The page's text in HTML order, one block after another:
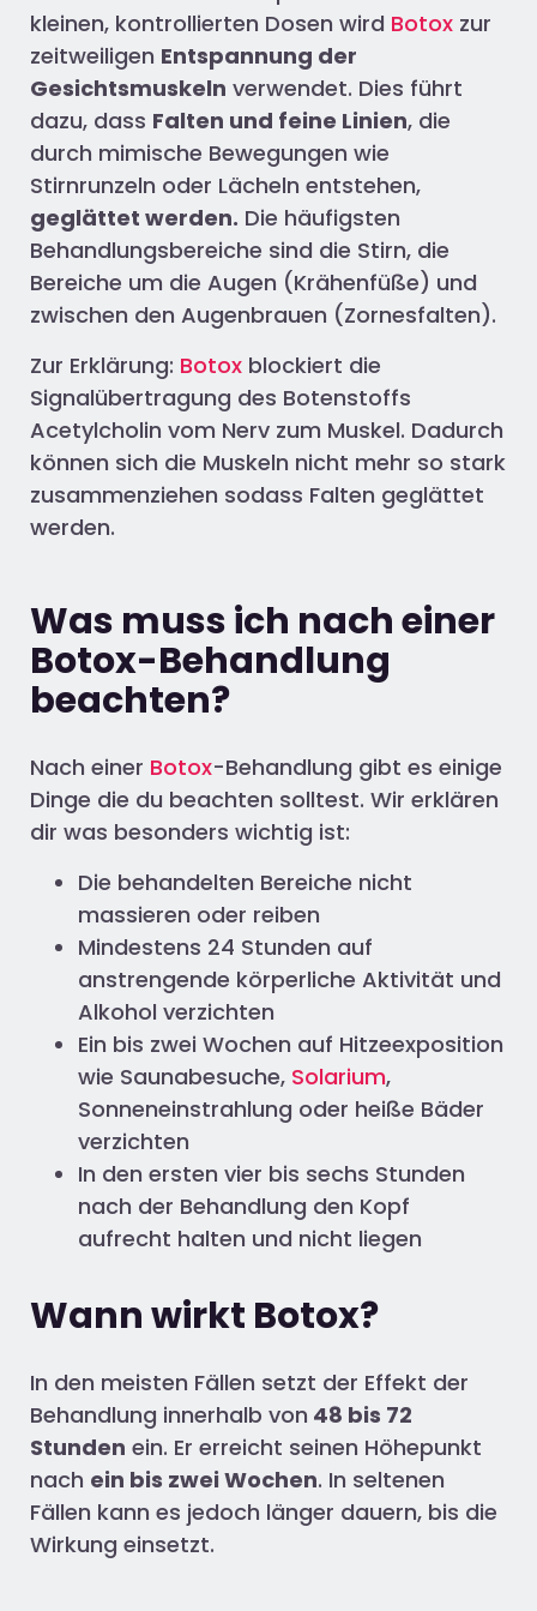
kleinen, kontrollierten Dosen wird Botox zur
zeitweiligen Entspannung der
Gesichtsmuskeln verwendet. Dies führt
dazu, dass Falten und feine Linien, die
durch mimische Bewegungen wie
Stirnrunzeln oder Lächeln entstehen,
geglättet werden. Die häufigsten
Behandlungsbereiche sind die Stirn, die
Bereiche um die Augen (Krähenfüße) und
zwischen den Augenbrauen (Zornesfalten).
Zur Erklärung: Botox blockiert die
Signalübertragung des Botenstoffs
Acetylcholin vom Nerv zum Muskel. Dadurch
können sich die Muskeln nicht mehr so stark
zusammenziehen sodass Falten geglättet
werden.
Was muss ich nach einer
Botox-Behandlung
beachten?
Nach einer Botox-Behandlung gibt es einige
Dinge die du beachten solltest. Wir erklären
dir was besonders wichtig ist:
Die behandelten Bereiche nicht
massieren oder reiben
Mindestens 24 Stunden auf
anstrengende körperliche Aktivität und
Alkohol verzichten
Ein bis zwei Wochen auf Hitzeexposition
wie Saunabesuche, Solarium,
Sonneneinstrahlung oder heiße Bäder
verzichten
In den ersten vier bis sechs Stunden
nach der Behandlung den Kopf
aufrecht halten und nicht liegen
Wann wirkt Botox?
In den meisten Fällen setzt der Effekt der
Behandlung innerhalb von 48 bis 72
Stunden ein. Er erreicht seinen Höhepunkt
nach ein bis zwei Wochen. In seltenen
Fällen kann es jedoch länger dauern, bis die
Wirkung einsetzt.